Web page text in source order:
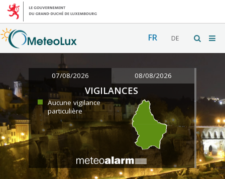
FR DE
07/08/2026 08/08/2026
VIGILANCES
Aucune vigilance
particulière